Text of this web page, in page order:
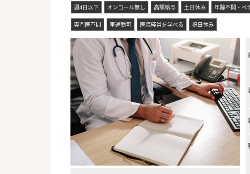
週4日以下 オンコール無し 高額給与 土日休み 年齢不問・ベ
専門医不問 車通勤可 医院経営を学べる 祝日休み